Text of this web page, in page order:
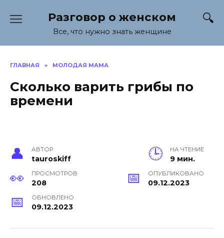
содержанию
Разговор о женском
Все, что нужно знать женщине
ГЛАВНАЯ » МОЛОДАЯ МАМА
Сколько варить грибы по
времени
АВТОР
tauroskiff
НА ЧТЕНИЕ
9 мин.
ПРОСМОТРОВ
208
ОПУБЛИКОВАНО
09.12.2023
ОБНОВЛЕНО
09.12.2023